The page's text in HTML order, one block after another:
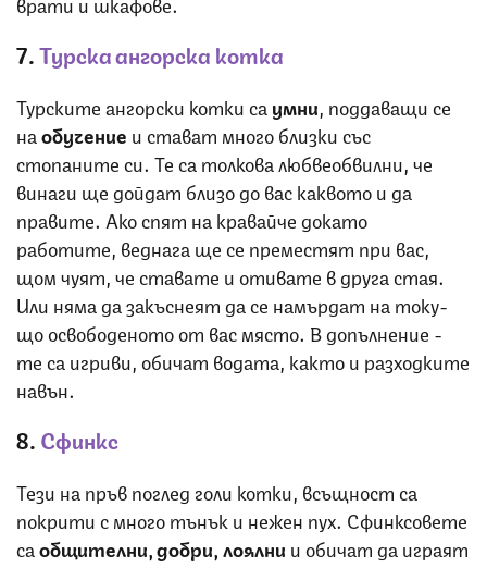
7.Турска ангорска котка
Турските ангорски котки са умни , поддаващи се
наобучение и стават много близки със
стопаните си. Те са толкова любвеобвилни, че
винаги ще дойдат близо до вас каквото и да
правите. Ако спят на кравайче докато
работите, веднага ще се преместят при вас,
щом чуят, че ставате и отивате в друга стая.
Или няма да закъснеят да се намърдат на току-
що освободеното от вас място. В допълнение -
те са игриви, обичат водата, както и разходките
навън.
8. Сфинкс
Тези на пръв поглед голи котки, всъщност са
покрити с много тънък и нежен пух. Сфинксовете
саобщителни, добри, лоялни и обичат да играят